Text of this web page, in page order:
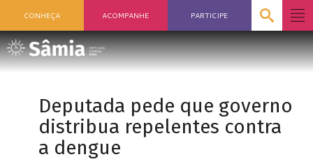
CONHEÇA ACOMPANHE PARTICIPE
Deputada pede que governo
distribua repelentes contra
a dengue